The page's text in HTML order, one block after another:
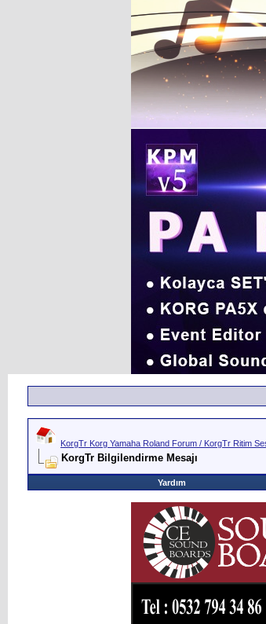
KorgTr Korg Yamaha Roland Forum / KorgTr Ritim
KorgTr Bilgilendirme Mesajı
Yardım